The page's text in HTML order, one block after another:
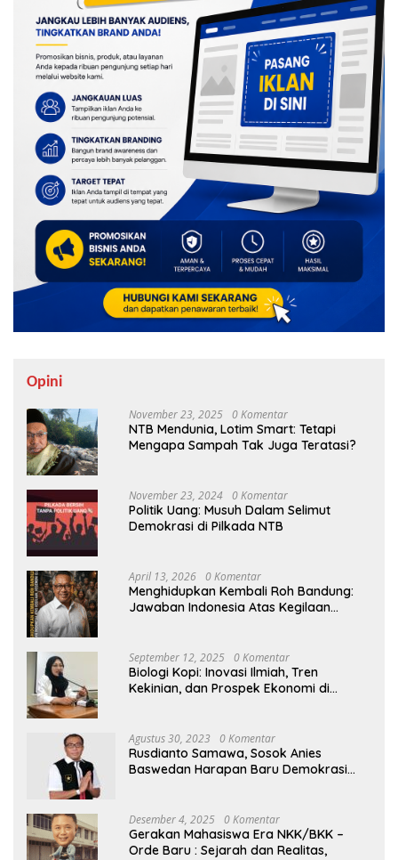
Opini
November 23, 2025 0 Komentar
NTB Mendunia, Lotim Smart: Tetapi
Mengapa Sampah Tak Juga Teratasi?
November 23, 2024 0 Komentar
Politik Uang: Musuh Dalam Selimut
Demokrasi di Pilkada NTB
April 13, 2026 0 Komentar
Menghidupkan Kembali Roh Bandung:
Jawaban Indonesia Atas Kegilaan
September 12, 2025 0 Komentar
Biologi Kopi: Inovasi Ilmiah, Tren
Kekinian, dan Prospek Ekonomi di
Agustus 30, 2023 0 Komentar
Rusdianto Samawa, Sosok Anies
Baswedan Harapan Baru Demokrasi
Desember 4, 2025 0 Komentar
Gerakan Mahasiswa Era NKK/BKK –
Orde Baru : Sejarah dan Realitas,